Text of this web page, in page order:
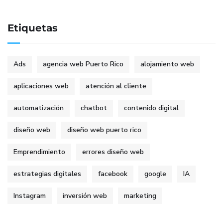
Etiquetas
Ads agencia web Puerto Rico alojamiento web
aplicaciones web atención al cliente
automatización chatbot contenido digital
diseño web diseño web puerto rico
Emprendimiento errores diseño web
estrategias digitales facebook google IA
Instagram inversión web marketing